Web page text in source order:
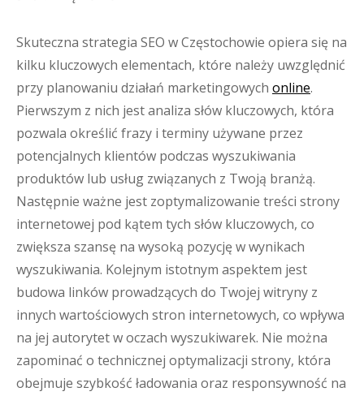
Skuteczna strategia SEO w Częstochowie opiera się na
kilku kluczowych elementach, które należy uwzględnić
przy planowaniu działań marketingowych online.
Pierwszym z nich jest analiza słów kluczowych, która
pozwala określić frazy i terminy używane przez
potencjalnych klientów podczas wyszukiwania
produktów lub usług związanych z Twoją branżą.
Następnie ważne jest zoptymalizowanie treści strony
internetowej pod kątem tych słów kluczowych, co
zwiększa szansę na wysoką pozycję w wynikach
wyszukiwania. Kolejnym istotnym aspektem jest
budowa linków prowadzących do Twojej witryny z
innych wartościowych stron internetowych, co wpływa
na jej autorytet w oczach wyszukiwarek. Nie można
zapominać o technicznej optymalizacji strony, która
obejmuje szybkość ładowania oraz responsywność na